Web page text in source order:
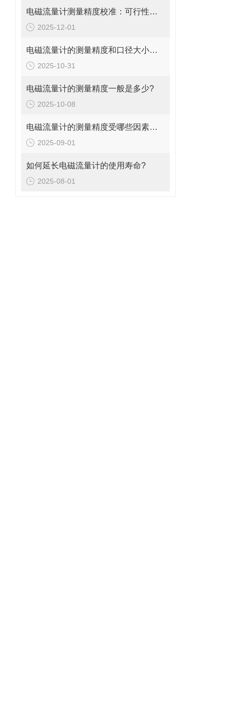
电磁流量计测量精度校准：可行性、方法与实操指南
2025-12-01
电磁流量计的测量精度和口径大小的关系是什么?
2025-10-31
电磁流量计的测量精度一般是多少?
2025-10-08
电磁流量计的测量精度受哪些因素影响?
2025-09-01
如何延长电磁流量计的使用寿命?
2025-08-01